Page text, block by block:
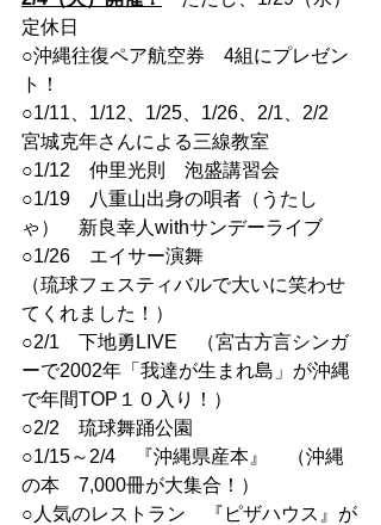
定休日
○沖縄往復ペア航空券　4組にプレゼン
ト！
○1/11、1/12、1/25、1/26、2/1、2/2
宮城克年さんによる三線教室
○1/12　仲里光則　泡盛講習会
○1/19　八重山出身の唄者（うたし
ゃ）　新良幸人withサンデーライブ
○1/26　エイサー演舞
（琉球フェスティバルで大いに笑わせ
てくれました！）
○2/1　下地勇LIVE　（宮古方言シンガ
ーで2002年「我達が生まれ島」が沖縄
で年間TOP１０入り！）
○2/2　琉球舞踊公園
○1/15～2/4　『沖縄県産本』　（沖縄
の本　7,000冊が大集合！）
○人気のレストラン　『ピザハウス』が